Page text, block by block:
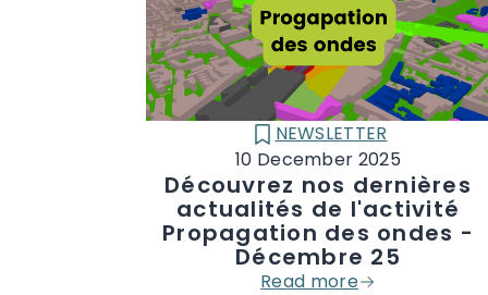
Découvrez nos dernières
actualités de l'activité
Propagation des ondes -
Décembre 25
Read more
CATÉGORIE :
NEWSLETTER
10 December 2025